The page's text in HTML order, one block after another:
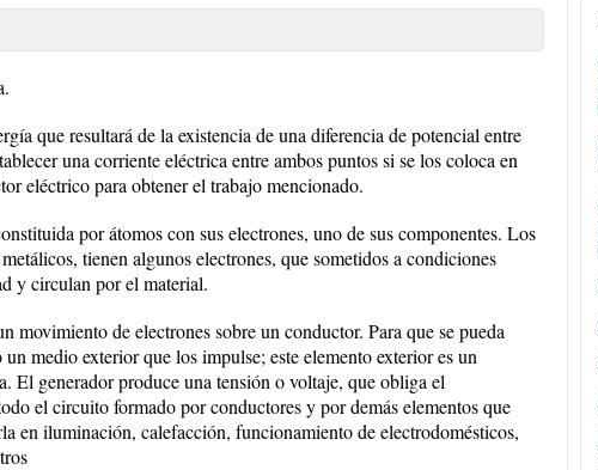
que resultará de la existencia de una diferencia de potencial entre
una corriente eléctrica entre ambos puntos si se los coloca en
eléctrico para obtener el trabajo mencionado.
por átomos con sus electrones, uno de sus componentes. Los
tienen algunos electrones, que sometidos a condiciones
y circulan por el material.
movimiento de electrones sobre un conductor. Para que se pueda
medio exterior que los impulse; este elemento exterior es un
El generador produce una tensión o voltaje, que obliga el
el circuito formado por conductores y por demás elementos que
en iluminación, calefacción, funcionamiento de electrodomésticos,